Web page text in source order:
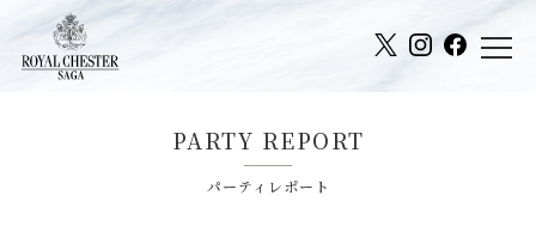
PARTY REPORT
パーティレポート